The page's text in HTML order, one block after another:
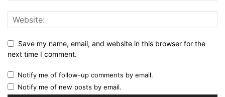
Save my name, email, and website in this browser for the
next time I comment.
Notify me of follow-up comments by email.
Notify me of new posts by email.